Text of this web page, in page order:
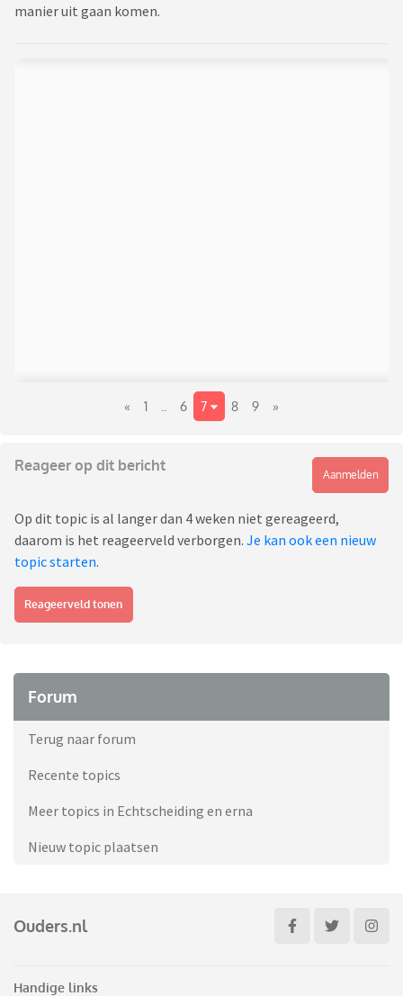
manier uit gaan komen.
« 1 6 7 8 9 »
Reageer op dit bericht
Aanmelden
Op dit topic is al langer dan 4 weken niet gereageerd,
daarom is het reageerveld verborgen. Je kan ook een nieuw
topic starten.
Reageerveld tonen
Forum
Terug naar forum
Recente topics
Meer topics in Echtscheiding en erna
Nieuw topic plaatsen
Ouders.nl
Handige links